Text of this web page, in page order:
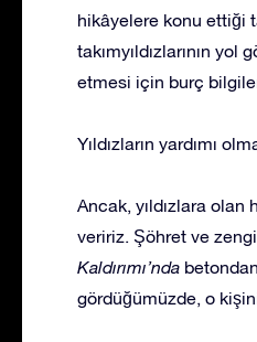
hikâyelere konu ettiği
takımyıldızlarının
etmesi için burç
Yıldızların yardımı
Ancak, yıldızlara olan
veririz. Şöhret ve
Kaldırımı’nda
gördüğümüzde, o